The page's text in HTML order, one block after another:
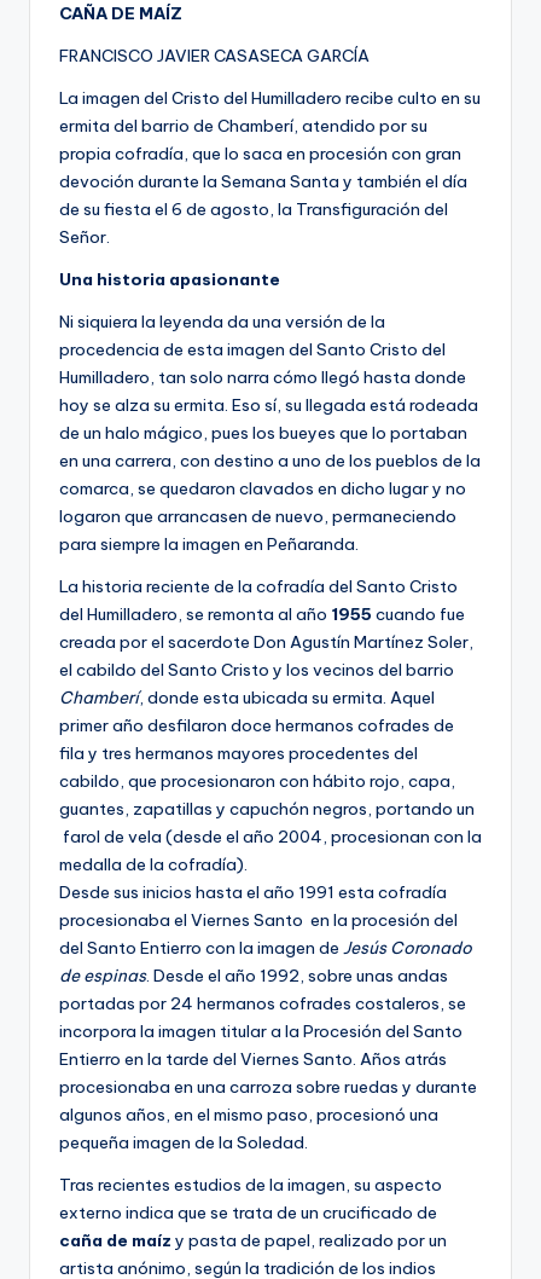
CAÑA DE MAÍZ
FRANCISCO JAVIER CASASECA GARCÍA
La imagen del Cristo del Humilladero recibe culto en su
ermita del barrio de Chamberí, atendido por su
propia cofradía, que lo saca en procesión con gran
devoción durante la Semana Santa y también el día
de su fiesta el 6 de agosto, la Transfiguración del
Señor.
Una historia apasionante
Ni siquiera la leyenda da una versión de la
procedencia de esta imagen del Santo Cristo del
Humilladero, tan solo narra cómo llegó hasta donde
hoy se alza su ermita. Eso sí, su llegada está rodeada
de un halo mágico, pues los bueyes que lo portaban
en una carrera, con destino a uno de los pueblos de la
comarca, se quedaron clavados en dicho lugar y no
logaron que arrancasen de nuevo, permaneciendo
para siempre la imagen en Peñaranda.
La historia reciente de la cofradía del Santo Cristo
del Humilladero, se remonta al año 1955 cuando fue
creada por el sacerdote Don Agustín Martínez Soler,
el cabildo del Santo Cristo y los vecinos del barrio
Chamberí, donde esta ubicada su ermita. Aquel
primer año desfilaron doce hermanos cofrades de
fila y tres hermanos mayores procedentes del
cabildo, que procesionaron con hábito rojo, capa,
guantes, zapatillas y capuchón negros, portando un
farol de vela (desde el año 2004, procesionan con la
medalla de la cofradía).
Desde sus inicios hasta el año 1991 esta cofradía
procesionaba el Viernes Santo en la procesión del
del Santo Entierro con la imagen de Jesús Coronado
de espinas. Desde el año 1992, sobre unas andas
portadas por 24 hermanos cofrades costaleros, se
incorpora la imagen titular a la Procesión del Santo
Entierro en la tarde del Viernes Santo. Años atrás
procesionaba en una carroza sobre ruedas y durante
algunos años, en el mismo paso, procesionó una
pequeña imagen de la Soledad.
Tras recientes estudios de la imagen, su aspecto
externo indica que se trata de un crucificado de
caña de maíz y pasta de papel, realizado por un
artista anónimo, según la tradición de los indios